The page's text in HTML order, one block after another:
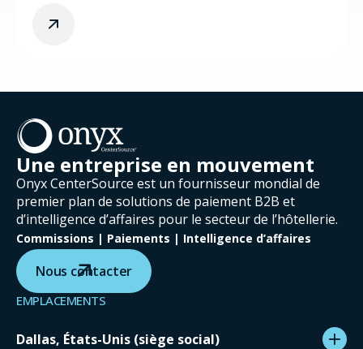
Une entreprise en mouvement
Onyx CenterSource est un fournisseur mondial de
premier plan de solutions de paiement B2B et
d’intelligence d’affaires pour le secteur de l’hôtellerie.
Commissions | Paiements | Intelligence d’affaires
Nous contacter
EMPLACEMENTS
Dallas, États-Unis (siège social)